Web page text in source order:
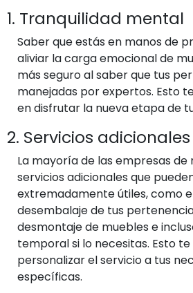
1. Tranquilidad mental
Saber que estás en manos de
aliviar la carga emocional de
más seguro al saber que tus
manejadas por expertos. Esto
en disfrutar la nueva etapa de
2. Servicios adicionales
La mayoría de las empresas
servicios adicionales que
extremadamente útiles, como
desembalaje de tus
desmontaje de muebles e
temporal si lo necesitas. Esto
personalizar el servicio a tus
específicas.